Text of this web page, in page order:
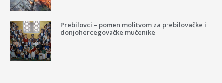
Prebilovci – pomen molitvom za prebilovačke i
donjohercegovačke mučenike